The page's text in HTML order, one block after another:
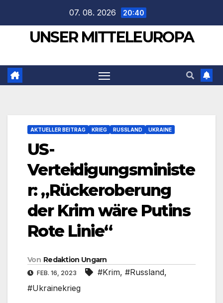
springen
07. 08. 2026 20:40
UNSER MITTELEUROPA
AKTUELLER BEITRAG KRIEG RUSSLAND UKRAINE
US-
Verteidigungsministe
r: „Rückeroberung
der Krim wäre Putins
Rote Linie“
Von Redaktion Ungarn
FEB. 16, 2023 #Krim, #Russland,
#Ukrainekrieg